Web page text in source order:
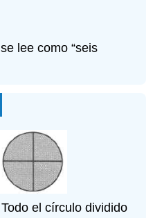
se lee como “seis
Todo el círculo dividido